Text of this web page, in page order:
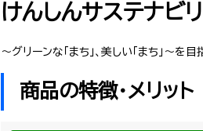
けんしんサステナビリ
～グリーンな「まち」、美しい「まち」～を目
商品の特徴・メリット